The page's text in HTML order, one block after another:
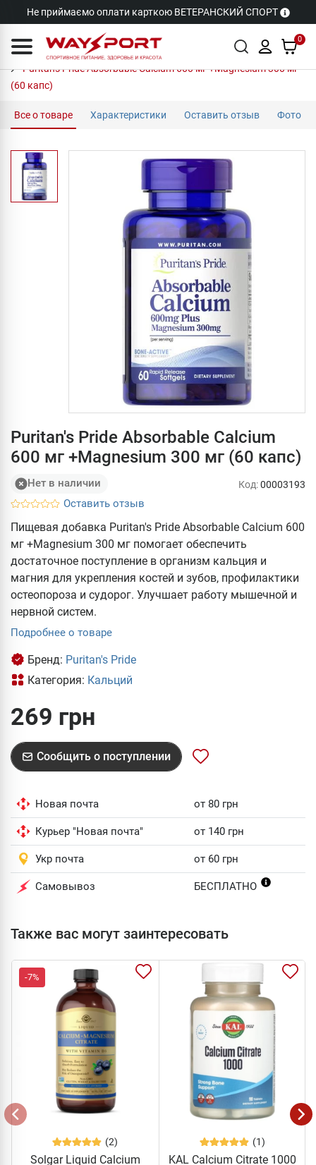
Не приймаємо оплати карткою ВЕТЕРАНСКИЙ СПОРТ
0
Puritan's Pride Absorbable Calcium 600 мг +Magnesium 300 мг
(60 капс)
Все о товаре Характеристики Оставить отзыв Фото
Puritan's Pride Absorbable Calcium
600 мг +Magnesium 300 мг (60 капс)
Нет в наличии
Оставить отзыв
Код:00003193
Пищевая добавка Puritan's Pride Absorbable Calcium 600
мг +Magnesium 300 мг помогает обеспечить
достаточное поступление в организм кальция и
магния для укрепления костей и зубов, профилактики
остеопороза и судорог. Улучшает работу мышечной и
нервной систем.
Подробнее о товаре
Бренд: Puritan's Pride
Категория: Кальций
269 грн
Сообщить о поступлении
Новая почта от 80 грн
Курьер "Новая почта" от 140 грн
Укр почта от 60 грн
Самовывоз БЕСПЛАТНО
Также вас могут заинтересовать
-7%
(2)
Solgar Liquid Calcium
(1)
KAL Calcium Citrate 1000